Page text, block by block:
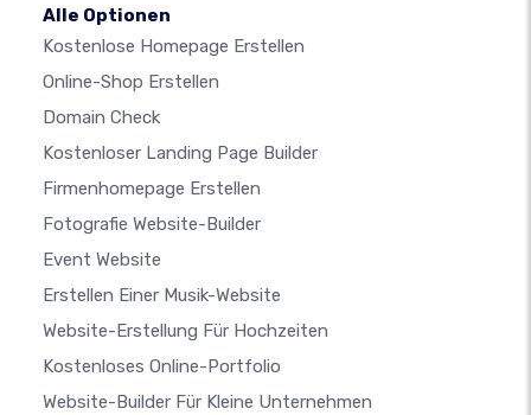
Alle Optionen
Kostenlose Homepage Erstellen
Online-Shop Erstellen
Domain Check
Kostenloser Landing Page Builder
Firmenhomepage Erstellen
Fotografie Website-Builder
Event Website
Erstellen Einer Musik-Website
Website-Erstellung Für Hochzeiten
Kostenloses Online-Portfolio
Website-Builder Für Kleine Unternehmen